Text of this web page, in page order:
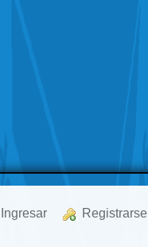
Ingresar Registrarse